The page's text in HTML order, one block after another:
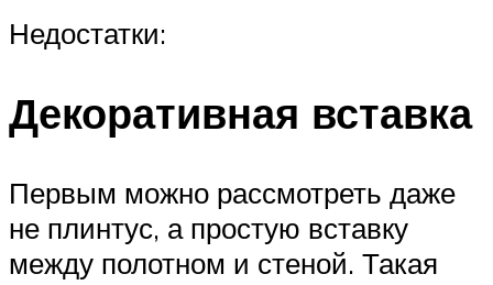
Недостатки:
Декоративная вставка
Первым можно рассмотреть даже
не плинтус, а простую вставку
между полотном и стеной. Такая